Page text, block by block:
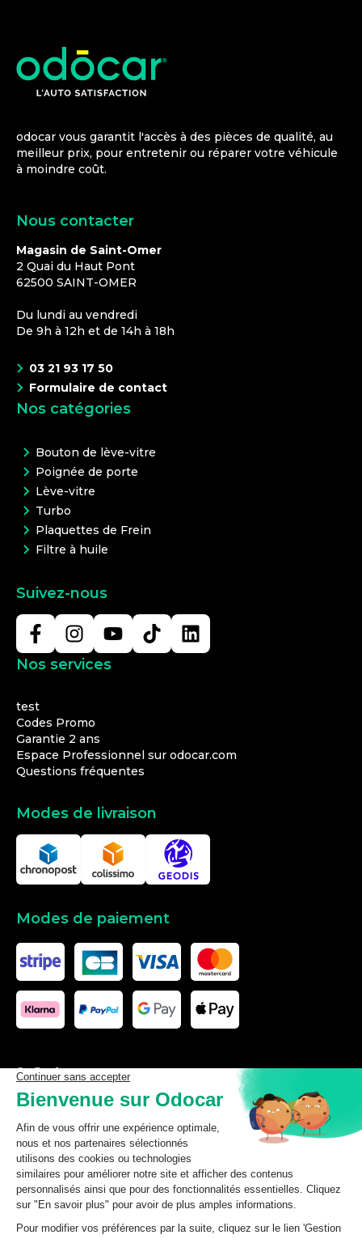
odocar vous garantit l'accès à des pièces de qualité, au
meilleur prix, pour entretenir ou réparer votre véhicule
à moindre coût.
Nous contacter
Magasin de Saint-Omer
2 Quai du Haut Pont
62500 SAINT-OMER
Du lundi au vendredi
De 9h à 12h et de 14h à 18h
03 21 93 17 50
Formulaire de contact
Nos catégories
Bouton de lève-vitre
Poignée de porte
Lève-vitre
Turbo
Plaquettes de Frein
Filtre à huile
Suivez-nous
Nos services
test
Codes Promo
Garantie 2 ans
Espace Professionnel sur odocar.com
Questions fréquentes
Modes de livraison
Modes de paiement
Les données affichées ici, particulièrement la base de donnée
complète, ne doivent pas être copiées. Il est interdit d’exploiter les
données ou la base de données complète, de laisser un tiers les
exploiter, ni de les rendre accessible à un tiers, sans accord
préalable de TecDoc. Toute infraction constitue une violation des
droits d’auteur et fera l’objet de poursuites.
odocar2026©
CGV Particuliers